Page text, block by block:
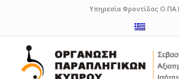
Υπηρεσία Φροντίδας